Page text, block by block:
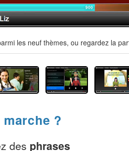
les neuf thèmes, ou regardez la
?
des phrases